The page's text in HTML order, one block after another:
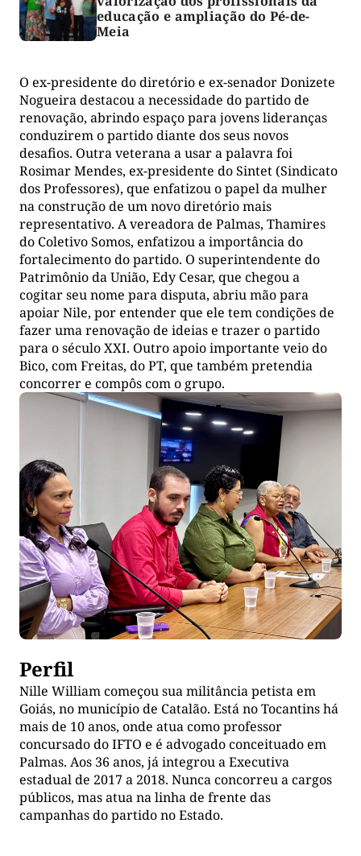
educação e ampliação do Pé-de-
Meia
O ex-presidente do diretório e ex-senador Donizete
Nogueira destacou a necessidade do partido de
renovação, abrindo espaço para jovens lideranças
conduzirem o partido diante dos seus novos
desafios. Outra veterana a usar a palavra foi
Rosimar Mendes, ex-presidente do Sintet (Sindicato
dos Professores), que enfatizou o papel da mulher
na construção de um novo diretório mais
representativo. A vereadora de Palmas, Thamires
do Coletivo Somos, enfatizou a importância do
fortalecimento do partido. O superintendente do
Patrimônio da União, Edy Cesar, que chegou a
cogitar seu nome para disputa, abriu mão para
apoiar Nile, por entender que ele tem condições de
fazer uma renovação de ideias e trazer o partido
para o século XXI. Outro apoio importante veio do
Bico, com Freitas, do PT, que também pretendia
concorrer e compôs com o grupo.
Perfil
Nille William começou sua militância petista em
Goiás, no município de Catalão. Está no Tocantins há
mais de 10 anos, onde atua como professor
concursado do IFTO e é advogado conceituado em
Palmas. Aos 36 anos, já integrou a Executiva
estadual de 2017 a 2018. Nunca concorreu a cargos
públicos, mas atua na linha de frente das
campanhas do partido no Estado.